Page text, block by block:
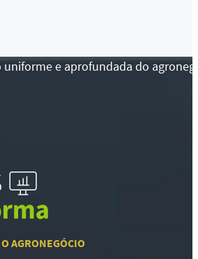
uniforme e aprofundada do
AGRONEGÓCIO